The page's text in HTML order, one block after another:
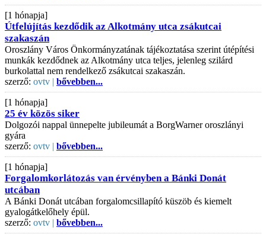
[1 hónapja]
Útfelújítás kezdődik az Alkotmány utca zsákutcai
szakaszán
Oroszlány Város Önkormányzatának tájékoztatása szerint útépítési
munkák kezdődnek az Alkotmány utca teljes, jelenleg szilárd
burkolattal nem rendelkező zsákutcai szakaszán.
szerző: ovtv | bővebben...
[1 hónapja]
25 év közös siker
Dolgozói nappal ünnepelte jubileumát a BorgWarner oroszlányi
gyára
szerző: ovtv | bővebben...
[1 hónapja]
Forgalomkorlátozás van érvényben a Bánki Donát
utcában
A Bánki Donát utcában forgalomcsillapító küszöb és kiemelt
gyalogátkelőhely épül.
szerző: ovtv | bővebben...